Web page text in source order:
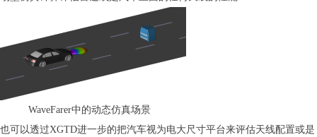
WaveFarer中的动态仿真场景
也可以透过XGTD进一步的把汽车视为电大尺寸平台来评估天线配置或是